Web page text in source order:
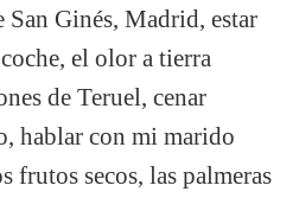
San Ginés, Madrid, estar
el olor a tierra
de Teruel, cenar
hablar con mi marido
frutos secos, las palmeras